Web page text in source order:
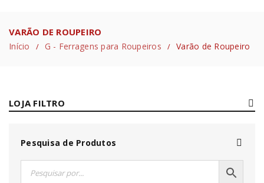
VARÃO DE ROUPEIRO
Início / G - Ferragens para Roupeiros / Varão de Roupeiro
LOJA FILTRO
Pesquisa de Produtos